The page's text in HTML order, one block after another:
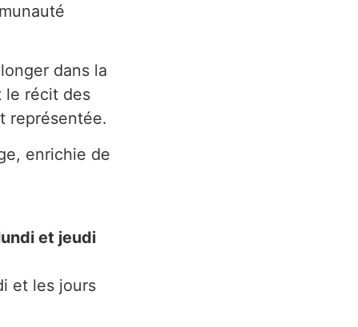
dans la
récit des
représentée.
enrichie de
et jeudi
et les jours